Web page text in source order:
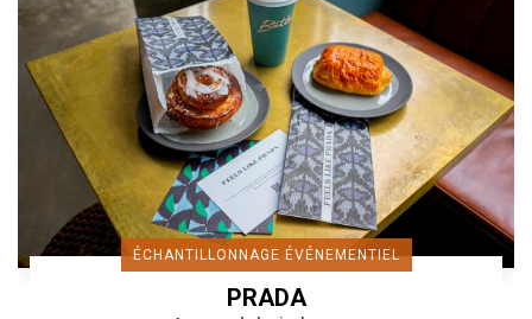
ÉCHANTILLONNAGE ÉVÉNEMENTIEL
PRADA